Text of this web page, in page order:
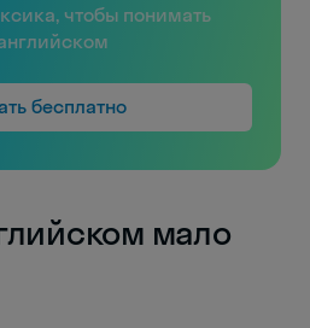
чтобы понимать
бесплатно
мало